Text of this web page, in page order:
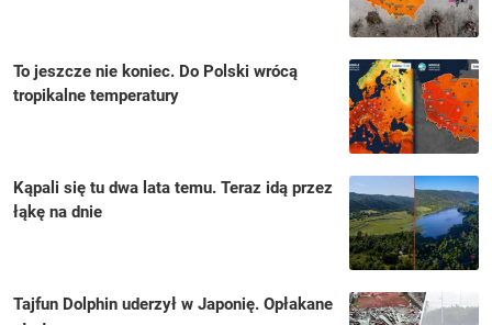
To jeszcze nie koniec. Do Polski wrócą
tropikalne temperatury
Kąpali się tu dwa lata temu. Teraz idą przez
łąkę na dnie
Tajfun Dolphin uderzył w Japonię. Opłakane